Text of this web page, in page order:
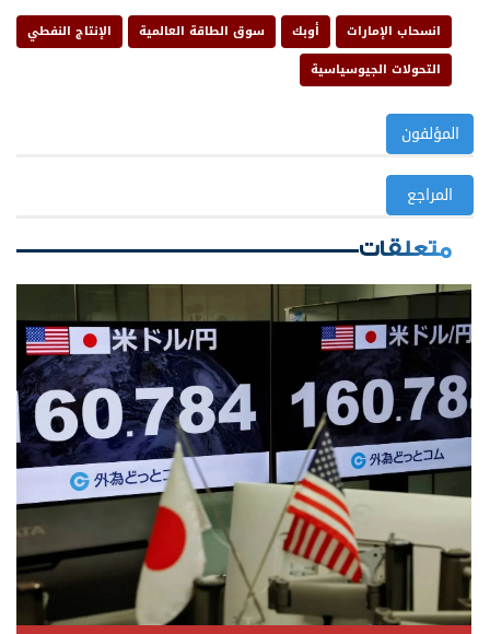
انسحاب الإمارات أوبك سوق الطاقة العالمية
الإنتاج النفطي
التحولات الجيوسياسية
المؤلفون
المراجع
متعلقات